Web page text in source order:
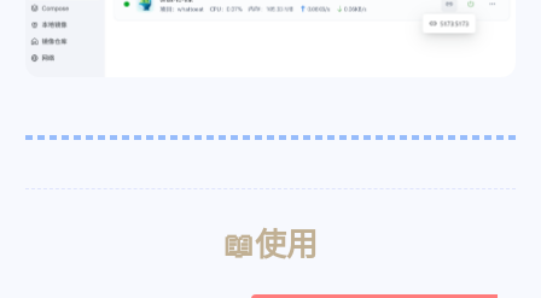
📖使用